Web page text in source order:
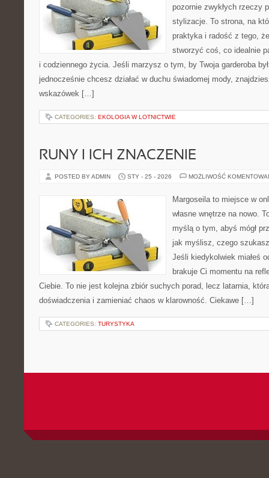
pozornie zwykłych rzeczy
stylizacje. To strona, na
praktyka i radość z tego,
stworzyć coś, co idealnie
i codziennego życia. Jeśli marzysz o tym, by Twoja garderoba
jednocześnie chcesz działać w duchu świadomej mody,
wskazówek […]
CATEGORIES: EKOLOGIA W LOTNICTWIE
RUNY I ICH ZNACZENIE
POSTED BY ADMIN STY - 25 - 2026 MOŻLIWOŚĆ
Margoseila to miejsce w
własne wnętrze na nowo.
myślą o tym, abyś mógł
jak myślisz, czego
Jeśli kiedykolwiek miałeś
brakuje Ci momentu na
Ciebie. To nie jest kolejna zbiór suchych porad, lecz latarnia,
doświadczenia i zamieniać chaos w klarowność. Ciekawe […]
CATEGORIES: TURYSTYKA